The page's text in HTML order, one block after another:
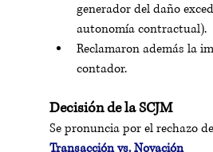
generador del daño
autonomía contractual).
Reclamaron además la
contador.
Decisión de la SCJM
Se pronuncia por el rechazo
Transacción vs. Novación